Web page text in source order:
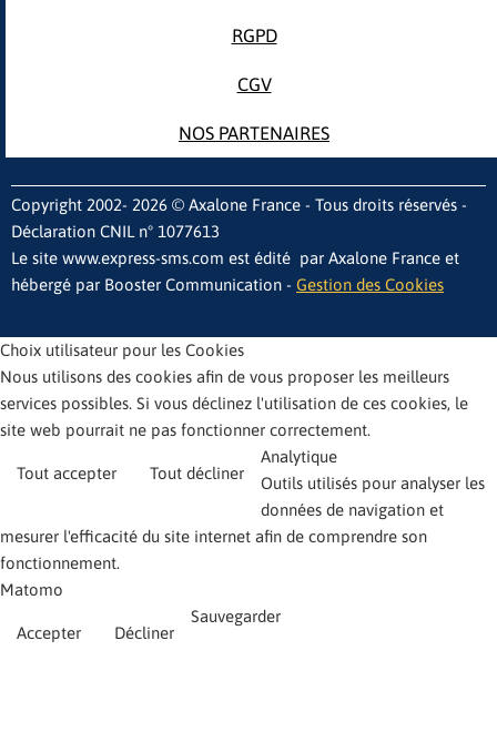
RGPD
CGV
NOS PARTENAIRES
Copyright 2002- 2026 © Axalone France - Tous droits réservés -
Déclaration CNIL n° 1077613
Le site www.express-sms.com est édité par Axalone France et
hébergé par Booster Communication - Gestion des Cookies
Choix utilisateur pour les Cookies
Nous utilisons des cookies afin de vous proposer les meilleurs
services possibles. Si vous déclinez l'utilisation de ces cookies, le
site web pourrait ne pas fonctionner correctement.
Tout accepter Tout décliner
Analytique
Outils utilisés pour analyser les
données de navigation et
mesurer l'efficacité du site internet afin de comprendre son
fonctionnement.
Matomo
Accepter Décliner
Sauvegarder